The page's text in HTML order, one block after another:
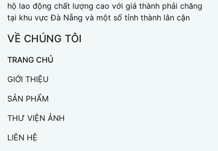
hộ lao động chất lượng cao với giá thành phải chăng
tại khu vực Đà Nẵng và một số tỉnh thành lân cận
VỀ CHÚNG TÔI
TRANG CHỦ
GIỚI THIỆU
SẢN PHẨM
THƯ VIỆN ẢNH
LIÊN HỆ